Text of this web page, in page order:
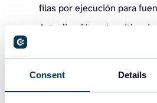
Consent Details
filas por ejecución para
Actualización automática de
Más de 70 plantillas de